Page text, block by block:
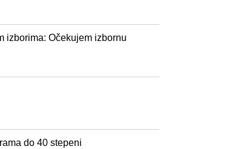
izborima: Očekujem izbornu
do 40 stepeni